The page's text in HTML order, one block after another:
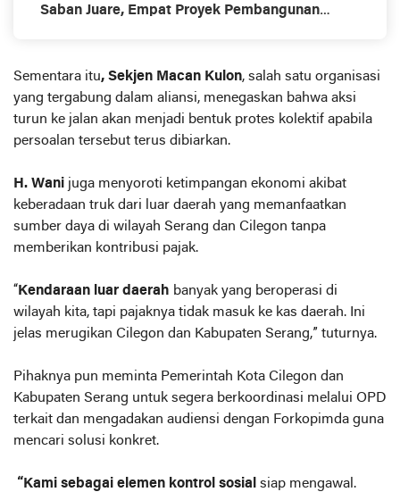
Saban Juare, Empat Proyek Pembangunan
Sementara itu, Sekjen Macan Kulon, salah satu organisasi
yang tergabung dalam aliansi, menegaskan bahwa aksi
turun ke jalan akan menjadi bentuk protes kolektif apabila
persoalan tersebut terus dibiarkan.
H. Wani juga menyoroti ketimpangan ekonomi akibat
keberadaan truk dari luar daerah yang memanfaatkan
sumber daya di wilayah Serang dan Cilegon tanpa
memberikan kontribusi pajak.
“Kendaraan luar daerah banyak yang beroperasi di
wilayah kita, tapi pajaknya tidak masuk ke kas daerah. Ini
jelas merugikan Cilegon dan Kabupaten Serang,” tuturnya.
Pihaknya pun meminta Pemerintah Kota Cilegon dan
Kabupaten Serang untuk segera berkoordinasi melalui OPD
terkait dan mengadakan audiensi dengan Forkopimda guna
mencari solusi konkret.
“Kami sebagai elemen kontrol sosial siap mengawal.